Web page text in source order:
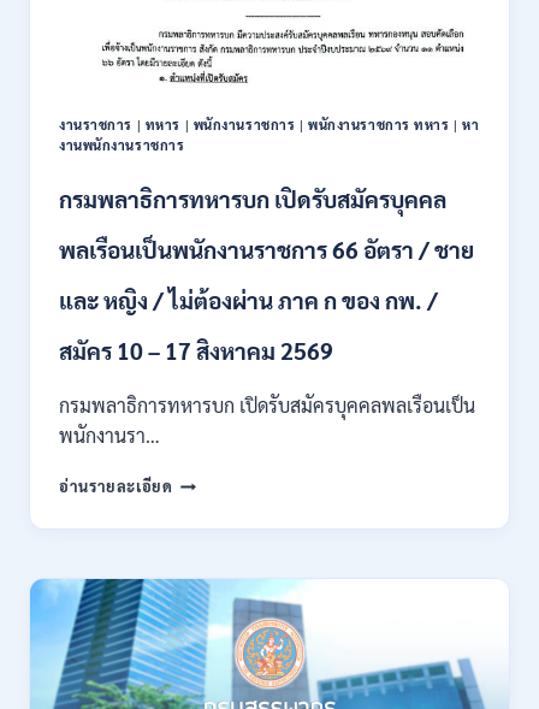
งานราชการ | ทหาร | พนักงานราชการ |พนักงานราชการ ทหาร |หา
งานพนักงานราชการ
กรมพลาธิการทหารบก เปิดรับสมัครบุคคล
พลเรือนเป็นพนักงานราชการ 66 อัตรา / ชาย
และ หญิง / ไม่ต้องผ่าน ภาค ก ของ กพ. /
สมัคร 10 – 17 สิงหาคม 2569
กรมพลาธิการทหารบก เปิดรับสมัครบุคคลพลเรือนเป็น
พนักงานรา…
อ่านรายละเอียด กรม
ทหาร
เปิด
รับ
สมัคร
บุคคล
พลเรือน
เป็น